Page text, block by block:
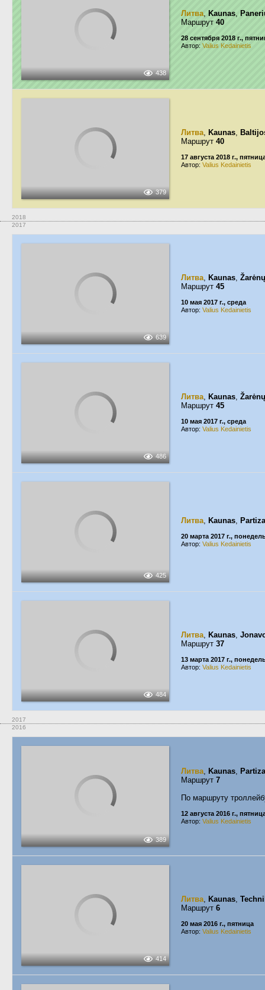
438
Литва, Kaunas,
Маршрут 40
28 сентября 2018 г.,
Автор: Valius Kedainietis
379
Литва, Kaunas,
Маршрут 40
17 августа 2018 г.,
Автор: Valius Kedainietis
2018
2017
639
Литва, Kaunas,
Маршрут 45
10 мая 2017 г., среда
Автор: Valius Kedainietis
486
Литва, Kaunas,
Маршрут 45
10 мая 2017 г., среда
Автор: Valius Kedainietis
425
Литва, Kaunas,
20 марта 2017 г.,
Автор: Valius Kedainietis
484
Литва, Kaunas,
Маршрут 37
13 марта 2017 г.,
Автор: Valius Kedainietis
2017
2016
389
Литва, Kaunas,
Маршрут 7
По маршруту
12 августа 2016 г.,
Автор: Valius Kedainietis
414
Литва, Kaunas,
Маршрут 6
20 мая 2016 г., пятница
Автор: Valius Kedainietis